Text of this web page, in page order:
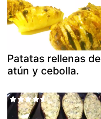
Patatas rellenas de
atún y cebolla.